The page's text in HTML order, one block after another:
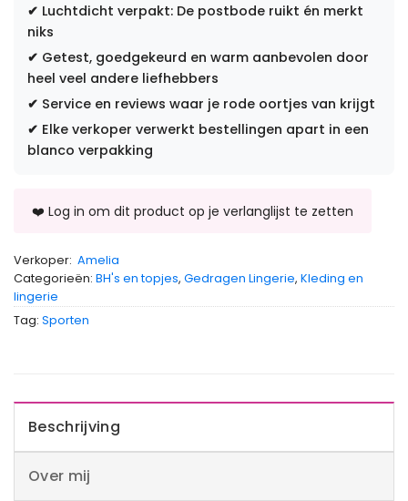
✔ Luchtdicht verpakt: De postbode ruikt én merkt
niks
✔ Getest, goedgekeurd en warm aanbevolen door
heel veel andere liefhebbers
✔ Service en reviews waar je rode oortjes van krijgt
✔ Elke verkoper verwerkt bestellingen apart in een
blanco verpakking
Verkoper: Amelia
Categorieën: BH's en topjes, Gedragen Lingerie, Kleding en
lingerie
Tag: Sporten
Beschrijving
Over mij